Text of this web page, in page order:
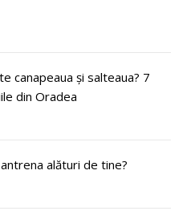
canapeaua și salteaua? 7
din Oradea
alături de tine?